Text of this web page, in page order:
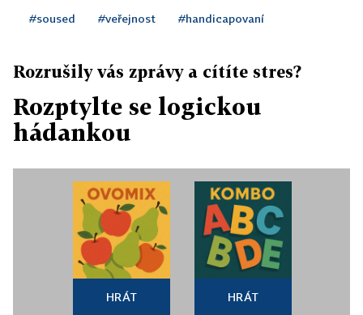
#soused #veřejnost #handicapovaní
Rozrušily vás zprávy a cítíte stres?
Rozptylte se logickou
hádankou
HRÁT HRÁT